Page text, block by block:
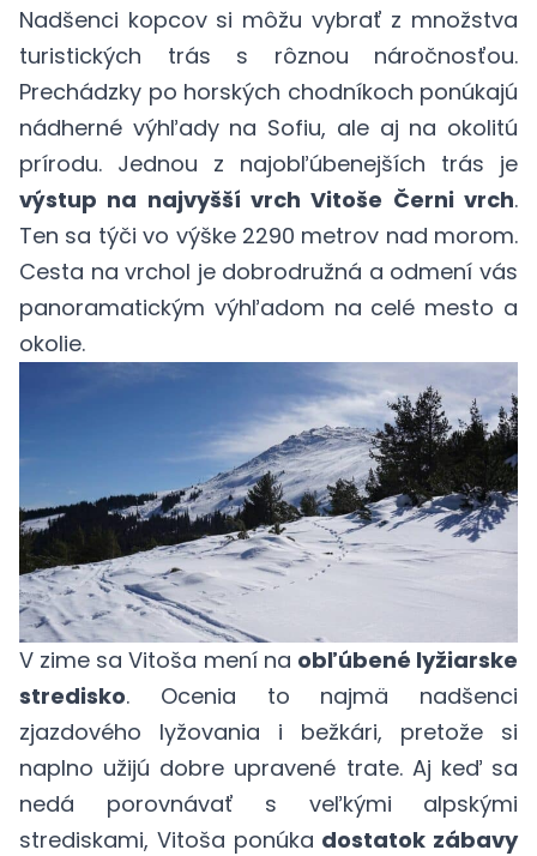
Nadšenci kopcov si môžu vybrať z množstva
turistických trás s rôznou náročnosťou.
Prechádzky po horských chodníkoch ponúkajú
nádherné výhľady na Sofiu, ale aj na okolitú
prírodu. Jednou z najobľúbenejších trás je
výstup na najvyšší vrch Vitoše Černi vrch.
Ten sa týči vo výške 2290 metrov nad morom.
Cesta na vrchol je dobrodružná a odmení vás
panoramatickým výhľadom na celé mesto a
okolie.
V zime sa Vitoša mení na obľúbené lyžiarske
stredisko. Ocenia to najmä nadšenci
zjazdového lyžovania i bežkári, pretože si
naplno užijú dobre upravené trate. Aj keď sa
nedá porovnávať s veľkými alpskými
strediskami, Vitoša ponúka dostatok zábavy